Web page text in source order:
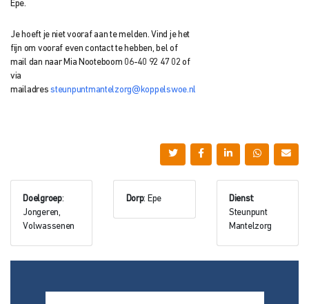
Epe.
Je hoeft je niet vooraf aan te melden. Vind je het
fijn om vooraf even contact te hebben, bel of
mail dan naar Mia Nooteboom 06-40 92 47 02 of
via
mailadressteunpuntmantelzorg@koppelswoe.nl
Doelgroep:
Jongeren,
Volwassenen
Dorp: Epe Dienst:
Steunpunt
Mantelzorg